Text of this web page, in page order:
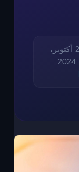
21 أكتوبر،
2024